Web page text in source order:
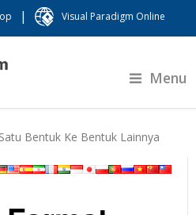
| Visual Paradigm Online
Menu
Bentuk Ke Bentuk Lainnya